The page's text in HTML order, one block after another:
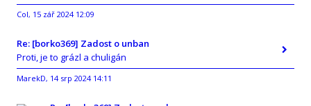
Col, 15 zář 2024 12:09
Re: [borko369] Zadost o unban
Proti, je to grázl a chuligán
MarekD, 14 srp 2024 14:11